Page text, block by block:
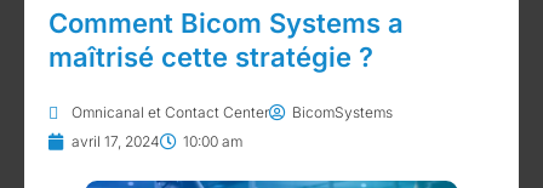
Comment Bicom Systems a
maîtrisé cette stratégie ?
Omnicanal et Contact Center
BicomSystems
avril 17, 2024
10:00 am